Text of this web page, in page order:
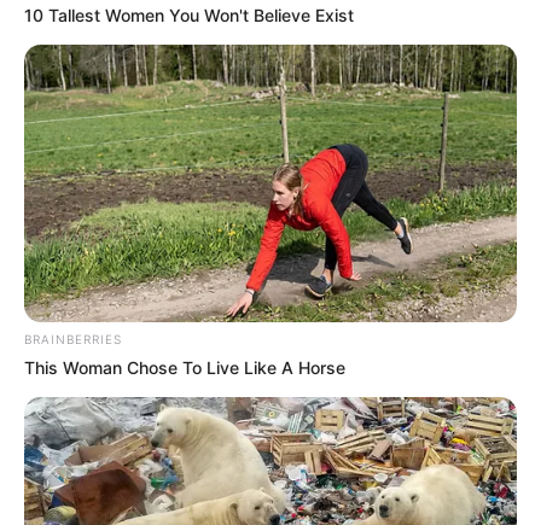
10 Tallest Women You Won't Believe Exist
BRAINBERRIES
This Woman Chose To Live Like A Horse